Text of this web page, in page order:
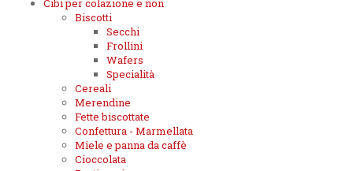
Cibi per colazione e non
Biscotti
Secchi
Frollini
Wafers
Specialità
Cereali
Merendine
Fette biscottate
Confettura - Marmellata
Miele e panna da caffè
Cioccolata